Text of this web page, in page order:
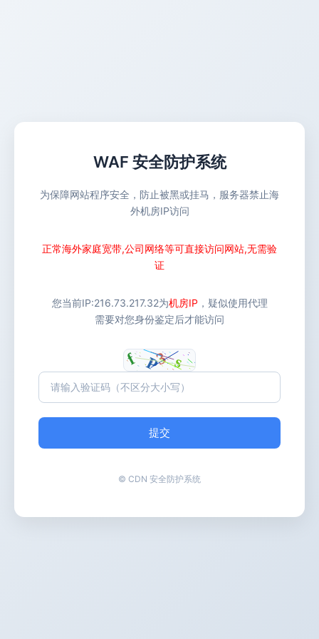
WAF 安全防护系统
为保障网站程序安全，防止被黑或挂马，服务器禁止海
外机房IP访问
正常海外家庭宽带,公司网络等可直接访问网站,无需验
证
您当前IP:216.73.217.32为机房IP ，疑似使用代理
需要对您身份鉴定后才能访问
提交
© CDN 安全防护系统